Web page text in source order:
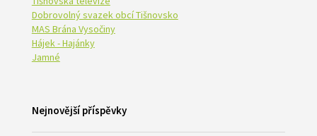
Dobrovolný svazek obcí Tišnovsko
MAS Brána Vysočiny
Hájek - Hajánky
Jamné
Nejnovější příspěvky